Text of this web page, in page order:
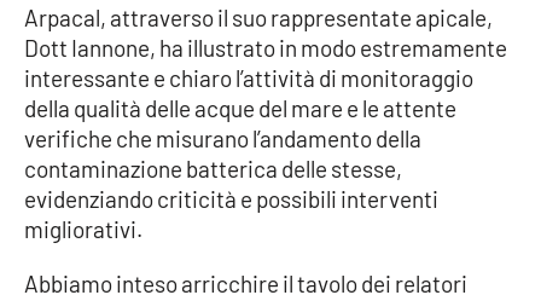
Arpacal, attraverso il suo rappresentate apicale,
Dott Iannone, ha illustrato in modo estremamente
interessante e chiaro l’attività di monitoraggio
della qualità delle acque del mare e le attente
verifiche che misurano l’andamento della
contaminazione batterica delle stesse,
evidenziando criticità e possibili interventi
migliorativi.
Abbiamo inteso arricchire il tavolo dei relatori